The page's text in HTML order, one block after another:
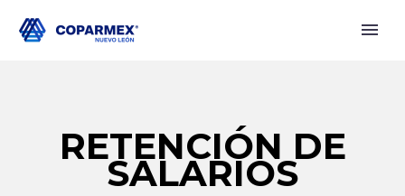
RETENCIÓN DE
SALARIOS